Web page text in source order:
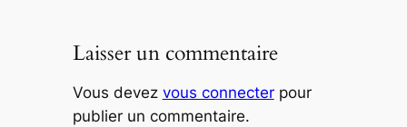
Laisser un commentaire
Vous devez vous connecterpour
publier un commentaire.